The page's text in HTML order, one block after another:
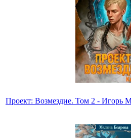
Проект: Возмездие. Том 2 - Игорь